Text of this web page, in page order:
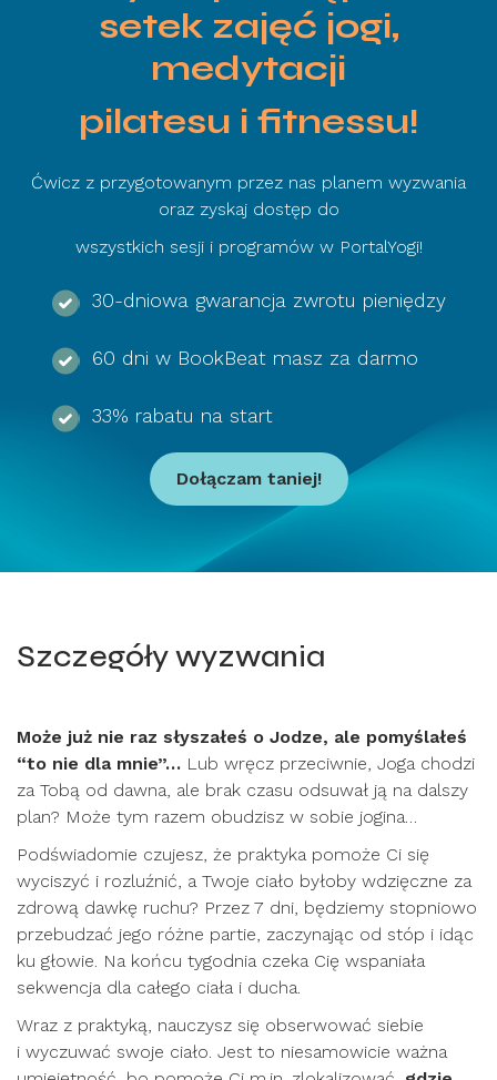
setek zajęć jogi,
medytacji
pilatesu i fitnessu!
Ćwicz z przygotowanym przez nas planem wyzwania
oraz zyskaj dostęp do
wszystkich sesji i programów w PortalYogi!
30-dniowa gwarancja zwrotu pieniędzy
60 dni w BookBeat masz za darmo
33% rabatu na start
Dołączam taniej!
Szczegóły wyzwania
Może już nie raz słyszałeś o Jodze, ale pomyślałeś
“to nie dla mnie”… Lub wręcz przeciwnie, Joga chodzi
za Tobą od dawna, ale brak czasu odsuwał ją na dalszy
plan? Może tym razem obudzisz w sobie jogina…
Podświadomie czujesz, że praktyka pomoże Ci się
wyciszyć i rozluźnić, a Twoje ciało byłoby wdzięczne za
zdrową dawkę ruchu? Przez 7 dni, będziemy stopniowo
przebudzać jego różne partie, zaczynając od stóp i idąc
ku głowie. Na końcu tygodnia czeka Cię wspaniała
sekwencja dla całego ciała i ducha.
Wraz z praktyką, nauczysz się obserwować siebie
i wyczuwać swoje ciało. Jest to niesamowicie ważna